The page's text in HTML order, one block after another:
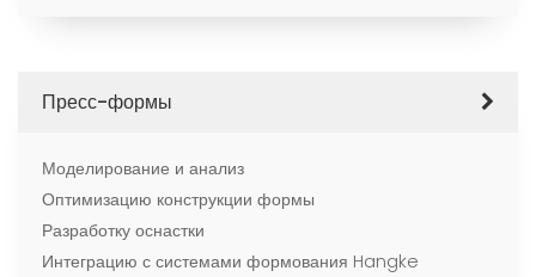
Пресс-формы
Моделирование и анализ
Оптимизацию конструкции формы
Разработку оснастки
Интеграцию с системами формования Hangke